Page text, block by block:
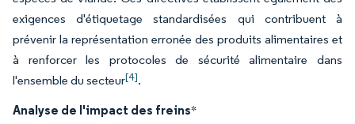
exigences d'étiquetage standardisées qui contribuent à
prévenir la représentation erronée des produits alimentaires et
à renforcer les protocoles de sécurité alimentaire dans
l'ensemble du secteur[4].
Analyse de l'impact des freins*